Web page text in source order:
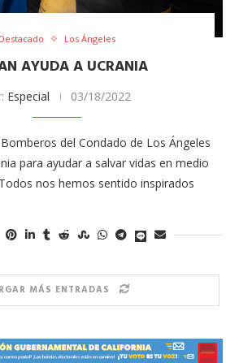
Destacado Los Ángeles
AYUDA A UCRANIA
Especial 03/18/2022
del Condado de Los Ángeles
para ayudar a salvar vidas en medio
nos hemos sentido inspirados
MÁS ENTRADAS